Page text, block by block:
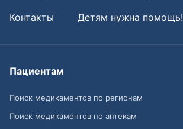
Контакты
Детям нужна помощь!
Пациентам
Поиск медикаментов по регионам
Поиск медикаментов по аптекам